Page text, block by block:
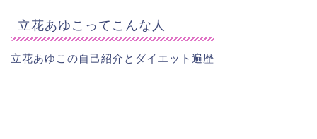
立花あゆこってこんな人
立花あゆこの自己紹介とダイエット遍歴